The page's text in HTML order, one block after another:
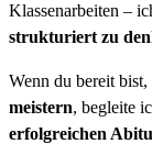
Klassenarbeiten –
strukturiert zu
Wenn du bereit bist,
meistern, begleite
erfolgreichen